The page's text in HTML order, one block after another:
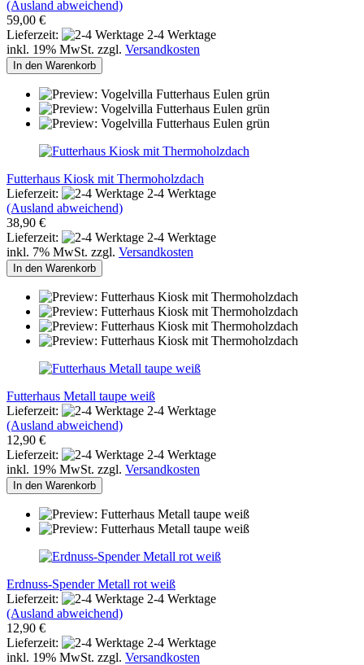
(Ausland abweichend)
59,00 €
Lieferzeit:
2-4 Werktage
inkl. 19% MwSt. zzgl. Versandkosten
In den Warenkorb
Futterhaus Kiosk mit Thermoholzdach
Lieferzeit:
2-4 Werktage
(Ausland abweichend)
38,90 €
Lieferzeit:
2-4 Werktage
inkl. 7% MwSt. zzgl. Versandkosten
In den Warenkorb
Futterhaus Metall taupe weiß
Lieferzeit:
2-4 Werktage
(Ausland abweichend)
12,90 €
Lieferzeit:
2-4 Werktage
inkl. 19% MwSt. zzgl. Versandkosten
In den Warenkorb
Erdnuss-Spender Metall rot weiß
Lieferzeit:
2-4 Werktage
(Ausland abweichend)
12,90 €
Lieferzeit:
2-4 Werktage
inkl. 19% MwSt. zzgl. Versandkosten